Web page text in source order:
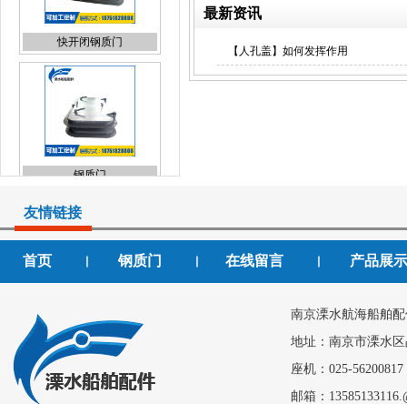
快开闭钢质门
钢质门
最新资讯
【人孔盖】如何发挥作用
友情链接
首页 钢质门 在线留言 产品展示
南京溧水航海船舶
地址：南京市溧水
座机：025-
邮箱：